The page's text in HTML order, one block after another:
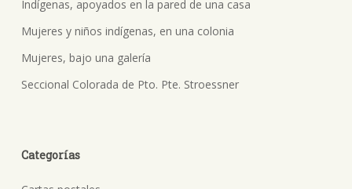
Indígenas, apoyados en la pared de una casa
Mujeres y niños indígenas, en una colonia
Mujeres, bajo una galería
Seccional Colorada de Pto. Pte. Stroessner
Categorías